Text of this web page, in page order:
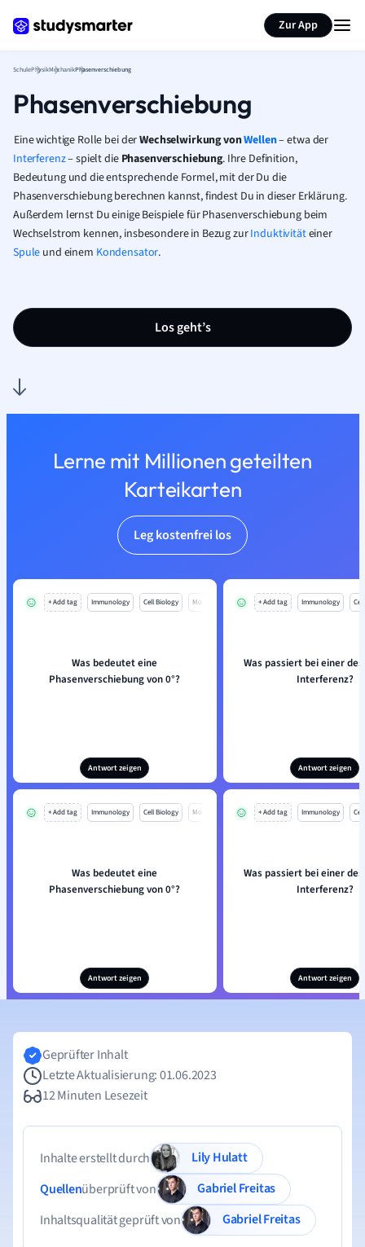
Zur App
SchulePhysikMechanikPhasenverschiebung
Phasenverschiebung
Eine wichtige Rolle bei derWechselwirkung vonWellen– etwa der
Interferenz– spielt die Phasenverschiebung. Ihre Definition,
Bedeutung und die entsprechende Formel, mit der Du die
Phasenverschiebung berechnen kannst, findest Du in dieser Erklärung.
Außerdem lernst Du einige Beispiele für Phasenverschiebung beim
Wechselstrom kennen, insbesondere in Bezug zurInduktivitäteiner
Spule und einem Kondensator.
Los geht’s
Lerne mit Millionen geteilten
Karteikarten
Leg kostenfrei los
+ Add tag Immunology Cell Biology Mo
Was bedeutet eine
Phasenverschiebung von 0°?
Antwort zeigen
+ Add tag Immunology
Was passiert bei einer
Interferenz?
Antwort zeigen
+ Add tag Immunology Cell Biology Mo
Was bedeutet eine
Phasenverschiebung von 0°?
Antwort zeigen
+ Add tag Immunology
Was passiert bei einer
Interferenz?
Antwort zeigen
Seite zusammenfassen
Geprüfter Inhalt
Letzte Aktualisierung: 01.06.2023
12 Minuten Lesezeit
Inhalte erstellt durch
Lily Hulatt
Quellenüberprüft von
Gabriel Freitas
Inhaltsqualität geprüft von
Gabriel Freitas